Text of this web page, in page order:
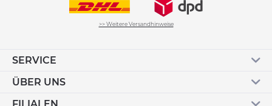
>> Weitere Versandhinweise
SERVICE
ÜBER UNS